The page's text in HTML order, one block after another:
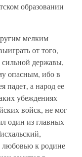
образовании
мелким
от того,
сильной державы,
опасным, ибо в
падет, а народ ее
убеждениях
войск, не мог
один из главных
к родине